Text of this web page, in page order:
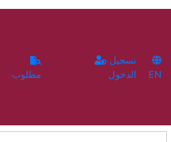
مطلوب
الدخول
EN